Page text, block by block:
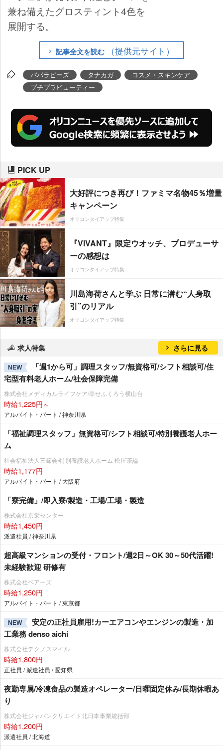
兼ね備えたグロスティント4色を
展開する。
記事全文を読む （提供元サイト）
パパラピーズ タナカガ
コスメ・スキンケア
プチプラビューティー
PICK UP
大好評につき再び！ファミマ名物45％増量
キャンペーン
オリコンタイアップ特集
『VIVANT』限定ウオッチ、プロデューサ
ーの感想は
オリコンタイアップ特集
川島海荷さんと学ぶ 日常に潜む“人身取
引”のリアル
オリコンタイアップ特集
求人特集 さらに見る
NEW
「週1から可」調理スタッフ/無資格可/シフト相談可/住
宅型有料老人ホーム/社会保障完備
株式会社メディカルライフケア/幸せふくろう横山台
時給1,225円～
アルバイト・パート / 神奈川県
「福祉調理スタッフ」無資格可/シフト相談可/特別養護老人ホー
ム
社会福祉法人三篠会/特別養護老人ホーム 松屋茶論
時給1,177円
アルバイト・パート / 大阪府
「寮完備」/即入寮/製造・工場/工場・製造
株式会社京栄センター
時給1,450円
派遣社員 / 神奈川県
超高級マンションの受付・フロント/週2日～OK 30～50代活躍!
未経験歓迎 研修有
株式会社ベアーズ
時給1,250円
アルバイト・パート / 東京都
NEW
安定の正社員雇用!カーエアコンやエンジンの製造・加
工業務 denso aichi
株式会社テクノスマイル
時給1,800円
正社員 / 派遣社員 / 愛知県
夜勤専属/冷凍食品の製造オペレーター/日曜固定休み/長期休暇あ
り
株式会社ジャパンクリエイト北日本事業統括部
時給1,200円
派遣社員 / 北海道